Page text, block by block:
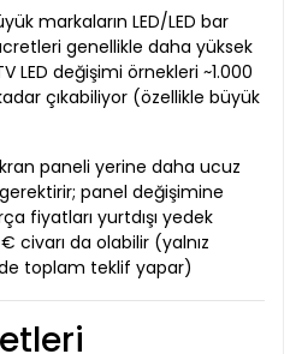
markaların LED/LED bar
genellikle daha yüksek
LED değişimi örnekleri ~1.000
çıkabiliyor (özellikle büyük
paneli yerine daha ucuz
panel değişimine
fiyatları yurtdışı yedek
civarı da olabilir (yalnız
toplam teklif yapar)